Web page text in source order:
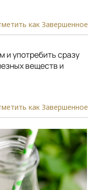
как Завершенное
и употребить сразу
веществ и
как Завершенное